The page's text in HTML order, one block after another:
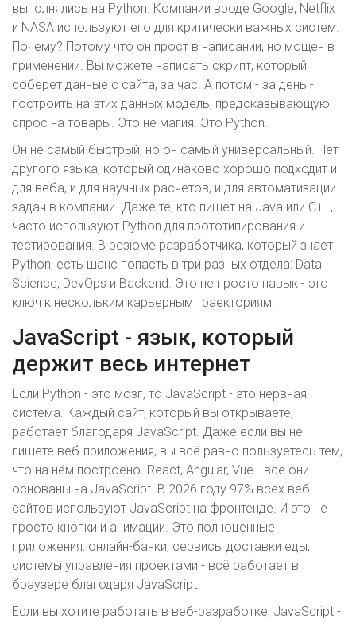
выполнялись на Python. Компании вроде Google, Netflix
и NASA используют его для критически важных систем.
Почему? Потому что он прост в написании, но мощен в
применении. Вы можете написать скрипт, который
соберет данные с сайта, за час. А потом - за день -
построить на этих данных модель, предсказывающую
спрос на товары. Это не магия. Это Python.
Он не самый быстрый, но он самый универсальный. Нет
другого языка, который одинаково хорошо подходит и
для веба, и для научных расчетов, и для автоматизации
задач в компании. Даже те, кто пишет на Java или C++,
часто используют Python для прототипирования и
тестирования. В резюме разработчика, который знает
Python, есть шанс попасть в три разных отдела: Data
Science, DevOps и Backend. Это не просто навык - это
ключ к нескольким карьерным траекториям.
JavaScript - язык, который
держит весь интернет
Если Python - это мозг, то JavaScript - это нервная
система. Каждый сайт, который вы открываете,
работает благодаря JavaScript. Даже если вы не
пишете веб-приложения, вы всё равно пользуетесь тем,
что на нём построено. React, Angular, Vue - все они
основаны на JavaScript. В 2026 году 97% всех веб-
сайтов используют JavaScript на фронтенде. И это не
просто кнопки и анимации. Это полноценные
приложения: онлайн-банки, сервисы доставки еды,
системы управления проектами - всё работает в
браузере благодаря JavaScript.
Если вы хотите работать в веб-разработке, JavaScript -